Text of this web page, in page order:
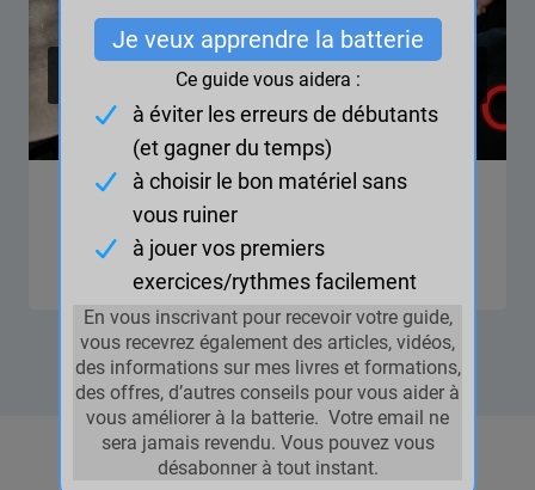
Break 10 – Niveau Débutant (Défi
30 jours)